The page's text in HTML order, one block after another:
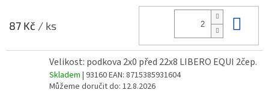
87 Kč / ks
Velikost: podkova 2x0 před 22x8 LIBERO EQUI 2čep.
Skladem | 93160EAN: 8715385931604
Můžeme doručit do: 12.8.2026